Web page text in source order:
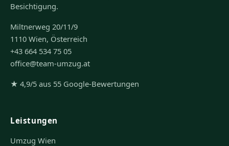
Besichtigung.
Miltnerweg 20/11/9
1110 Wien, Österreich
+43 664 534 75 05
office@team-umzug.at
★ 4,9/5 aus 55 Google-Bewertungen
Leistungen
Umzug Wien